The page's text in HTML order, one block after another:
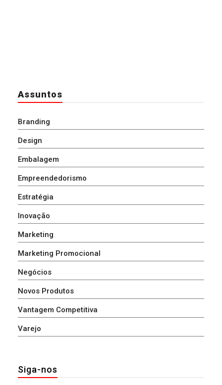
Assuntos
Branding
Design
Embalagem
Empreendedorismo
Estratégia
Inovação
Marketing
Marketing Promocional
Negócios
Novos Produtos
Vantagem Competitiva
Varejo
Siga-nos